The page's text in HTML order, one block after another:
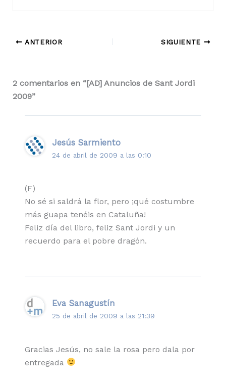
ANTERIOR SIGUIENTE
2 comentarios en “[AD] Anuncios de Sant Jordi
2009”
Jesús Sarmiento
24 de abril de 2009 a las 0:10
(F)
No sé si saldrá la flor, pero ¡qué costumbre
más guapa tenéis en Cataluña!
Feliz día del libro, feliz Sant Jordi y un
recuerdo para el pobre dragón.
Eva Sanagustín
25 de abril de 2009 a las 21:39
Gracias Jesús, no sale la rosa pero dala por
entregada